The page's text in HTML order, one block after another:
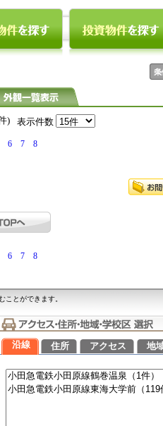
) 表示件数
6 7 8
6 7 8
とができます。
沿線 住所 アクセス 地